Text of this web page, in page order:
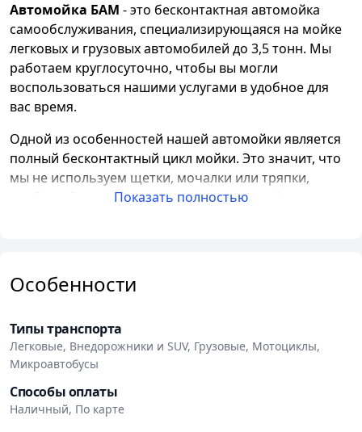
Автомойка БАМ - это бесконтактная автомойка
самообслуживания, специализирующаяся на мойке
легковых и грузовых автомобилей до 3,5 тонн. Мы
работаем круглосуточно, чтобы вы могли
воспользоваться нашими услугами в удобное для
вас время.
Одной из особенностей нашей автомойки является
полный бесконтактный цикл мойки. Это значит, что
мы не используем щетки, мочалки или тряпки,
чтобы избежать возможных повреждений
воды, чтобы эффективно отмыть и очистить ваш
автомобиль.
Другим преимуществом нашей автомойки является
скорость обслуживания. У нас имеется возможность
одновременной мойки шести автомобилей, что
позволяет сократить время ожидания и ускорить
процесс мойки. Таким образом, вы можете быстро и
Показать полностью
Особенности
Типы транспорта
Легковые, Внедорожники и SUV, Грузовые, Мотоциклы,
Микроавтобусы
Способы оплаты
Наличный, По карте